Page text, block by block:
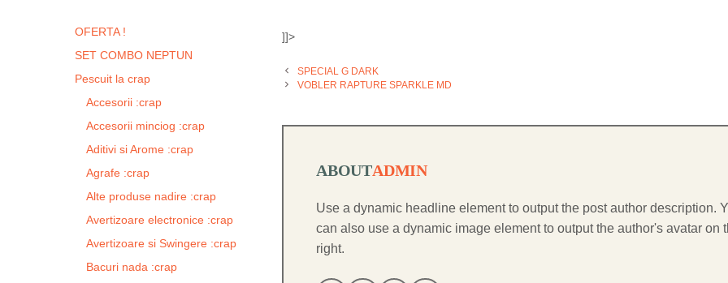
]]>
SPECIAL G DARK
VOBLER RAPTURE SPARKLE MD
ABOUTADMIN
Use a dynamic headline element to output the post author description.
can also use a dynamic image element to output the author's avatar on
right.
OFERTA !
SET COMBO NEPTUN
Pescuit la crap
Accesorii :crap
Accesorii minciog :crap
Aditivi si Arome :crap
Agrafe :crap
Alte produse nadire :crap
Avertizoare electronice :crap
Avertizoare si Swingere :crap
Bacuri nada :crap